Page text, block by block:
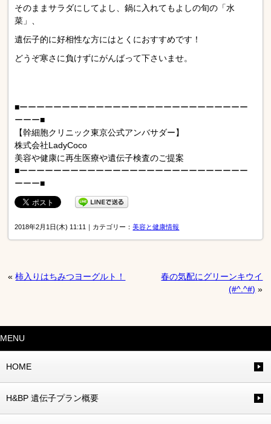
そのままサラダにしてよし、鍋に入れてもよしの旬の「水
菜」、
遺伝子的に好相性な方にはとくにおすすめです！
どうぞ寒さに負けずにがんばって下さいませ。
■ーーーーーーーーーーーーーーーーーーーーーーーーーーー
ーーー■
【幹細胞クリニック東京公式アンバサダー】
株式会社LadyCoco
美容や健康に再生医療や遺伝子検査のご提案
■ーーーーーーーーーーーーーーーーーーーーーーーーーーー
ーーー■
2018年2月1日(木) 11:11｜カテゴリー：美容と健康情報
«柿入りはちみつヨーグルト！
春の気配にグリーンキウイ
(#^.^#) »
MENU
HOME
H&BP 遺伝子プラン概要